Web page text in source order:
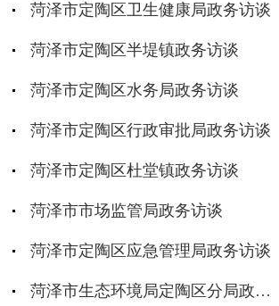
菏泽市定陶区卫生健康局政务访谈
菏泽市定陶区半堤镇政务访谈
菏泽市定陶区水务局政务访谈
菏泽市定陶区行政审批局政务访谈
菏泽市定陶区杜堂镇政务访谈
菏泽市市场监管局政务访谈
菏泽市定陶区应急管理局政务访谈
菏泽市生态环境局定陶区分局政务访谈